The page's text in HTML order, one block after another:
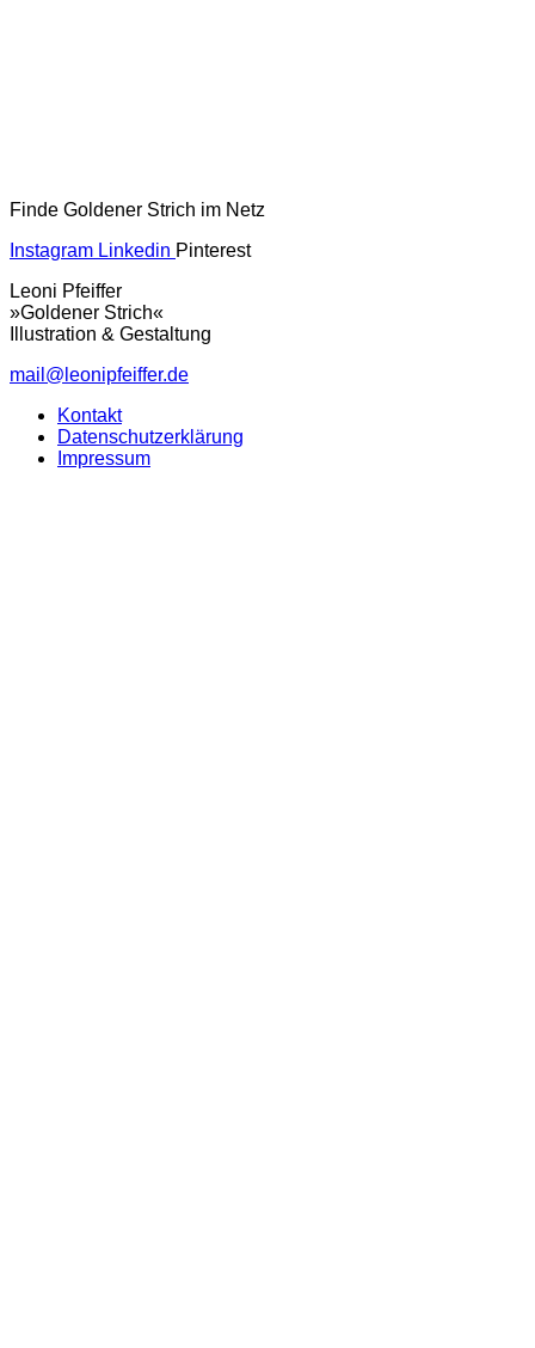
Finde Goldener Strich im Netz
Instagram Linkedin Pinterest
Leoni Pfeiffer
»Goldener Strich«
Illustration & Gestaltung
mail@leonipfeiffer.de
Kontakt
Datenschutzerklärung
Impressum